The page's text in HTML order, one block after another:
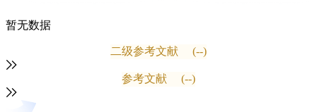
暂无数据
二级参考文献 (--)
参考文献 (--)